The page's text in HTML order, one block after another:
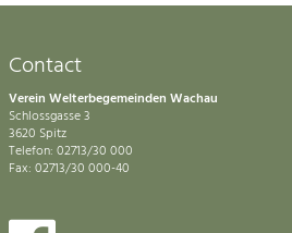
Contact
Verein Welterbegemeinden Wachau
Schlossgasse 3
3620 Spitz
Telefon: 02713/30 000
Fax: 02713/30 000-40